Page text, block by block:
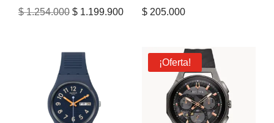
$1.254.000 El
era:
$ 1.254.000.
$ 1.199.900El
$ 1.199.900.
$205.000
¡Oferta!